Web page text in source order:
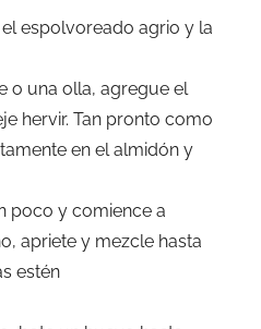
espolvoreado agrio y la
o una olla, agregue el
hervir. Tan pronto como
en el almidón y
poco y comience a
apriete y mezcle hasta
estén